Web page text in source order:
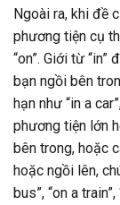
Ngoài ra, khi đề
phương tiện cụ
“on”. Giới từ
bạn ngồi bên
hạn như “in a
phương tiện lớn
bên trong, hoặc
hoặc ngồi lên,
bus”, “on a